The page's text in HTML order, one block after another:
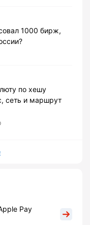
1000 бирж,
по хешу
сеть и маршрут
Pay